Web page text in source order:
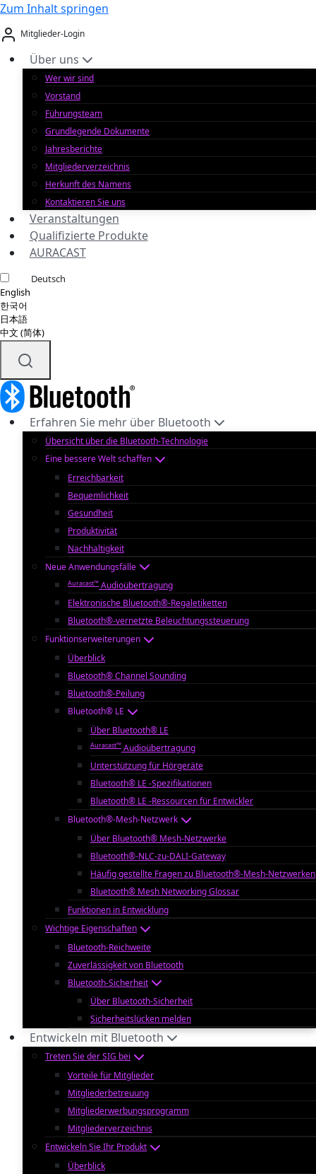
Zum Inhalt springen
Mitglieder-Login
Über uns
Wer wir sind
Vorstand
Führungsteam
Grundlegende Dokumente
Jahresberichte
Mitgliederverzeichnis
Herkunft des Namens
Kontaktieren Sie uns
Veranstaltungen
Qualifizierte Produkte
AURACAST
Deutsch
English
한국어
日本語
中文 (简体)
Erfahren Sie mehr über Bluetooth
Übersicht über die Bluetooth-Technologie
Eine bessere Welt schaffen
Erreichbarkeit
Bequemlichkeit
Gesundheit
Produktivität
Nachhaltigkeit
Neue Anwendungsfälle
Auracast™ Audioübertragung
Elektronische Bluetooth®-Regaletiketten
Bluetooth®-vernetzte Beleuchtungssteuerung
Funktionserweiterungen
Überblick
Bluetooth® Channel Sounding
Bluetooth®-Peilung
Bluetooth® LE
Über Bluetooth® LE
Auracast™ Audioübertragung
Unterstützung für Hörgeräte
Bluetooth® LE -Spezifikationen
Bluetooth® LE -Ressourcen für Entwickler
Bluetooth®-Mesh-Netzwerk
Über Bluetooth® Mesh-Netzwerke
Bluetooth®-NLC-zu-DALI-Gateway
Häufig gestellte Fragen zu Bluetooth®-Mesh-Netzwerken
Bluetooth® Mesh Networking Glossar
Funktionen in Entwicklung
Wichtige Eigenschaften
Bluetooth-Reichweite
Zuverlässigkeit von Bluetooth
Bluetooth-Sicherheit
Über Bluetooth-Sicherheit
Sicherheitslücken melden
Entwickeln mit Bluetooth
Treten Sie der SIG bei
Vorteile für Mitglieder
Mitgliederbetreuung
Mitgliederwerbungsprogramm
Mitgliederverzeichnis
Entwickeln Sie Ihr Produkt
Überblick